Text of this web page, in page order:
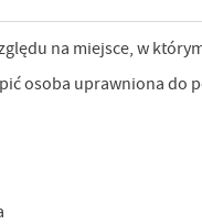
na miejsce, w
osoba uprawniona do